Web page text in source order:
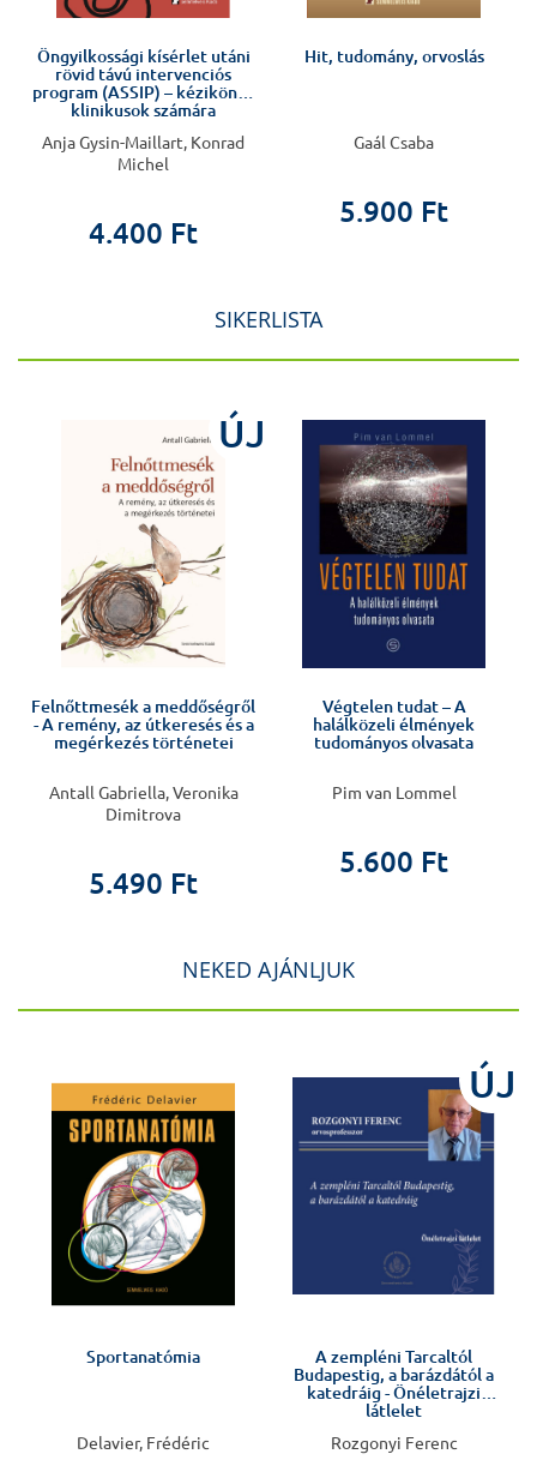
Öngyilkossági kísérlet utáni
rövid távú intervenciós
program (ASSIP) – kézikönyv
klinikusok számára
Anja Gysin-Maillart, Konrad
Michel
4.400 Ft
Hit, tudomány, orvoslás
Gaál Csaba
5.900 Ft
SIKERLISTA
ÚJ
Felnőttmesék a meddőségről
- A remény, az útkeresés és a
megérkezés történetei
Antall Gabriella, Veronika
Dimitrova
5.490 Ft
Végtelen tudat – A
halálközeli élmények
tudományos olvasata
Pim van Lommel
5.600 Ft
NEKED AJÁNLJUK
Sportanatómia
Delavier, Frédéric
ÚJ
A zempléni Tarcaltól
Budapestig, a barázdától a
katedráig - Önéletrajzi
látlelet
Rozgonyi Ferenc